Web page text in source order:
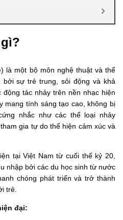
là một bộ môn nghệ thuật và thể
sự trẻ trung, sôi động và khả
tác nhảy trên nền nhạc hiện
mang tính sáng tạo cao, không bị
nhắc như các thể loại nhảy
gia tự do thể hiện cảm xúc và
tại Việt Nam từ cuối thế kỷ 20,
nhập bởi các du học sinh từ nước
chóng phát triển và trở thành
trẻ.
đại: